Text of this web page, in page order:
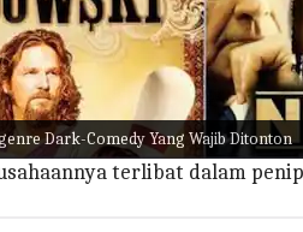
Dark-Comedy Yang Wajib Ditonton
Street'
film bergenre Black
memoar Jordan Belfort
terlibat dalam